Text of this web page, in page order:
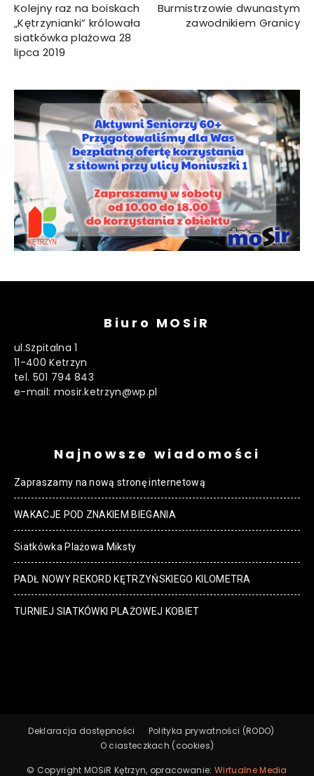
Kolejny raz na boiskach
„Kętrzynianki” królowała
siatkówka plażowa 28
lipca 2019
Burmistrzowie dwunastym
zawodnikiem Granicy
Biuro MOSiR
ul.Szpitalna 1
11-400 Ketrzyn
tel. 501 794 843
e-mail: mosir.ketrzyn@wp.pl
Najnowsze wiadomości
Zapraszamy na nową stronę internetową
WAKACJE POD ZNAKIEM BIEGANIA
Siatkówka Plażowa Miksty
PADŁ NOWY REKORD KĘTRZYŃSKIEGO KILOMETRA
TURNIEJ SIATKÓWKI PLAŻOWEJ KOBIET
Deklaracja dostępności
Polityka prywatności (RODO)
O ciasteczkach (cookies)
© Copyright MOSiR Kętrzyn, opracowanie: Wirtualne Media